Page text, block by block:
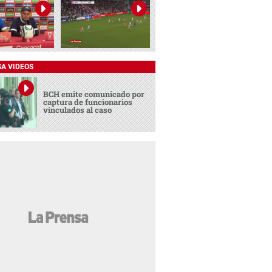
VIDEOS
BCH emite comunicado por
captura de funcionarios
vinculados al caso